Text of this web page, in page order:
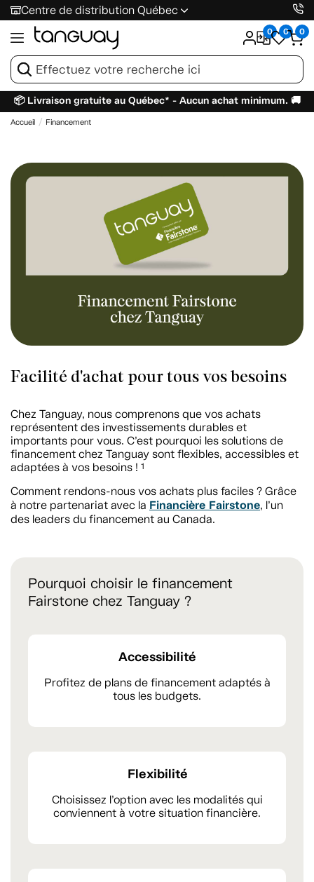
Centre de distribution Québec
0 0 0
📦 Livraison gratuite au Québec* - Aucun achat minimum. 🚚
Accueil Financement
Facilité d'achat pour tous vos besoins
Chez Tanguay, nous comprenons que vos achats
représentent des investissements durables et
importants pour vous. C’est pourquoi les solutions de
financement chez Tanguay sont flexibles, accessibles et
adaptées à vos besoins ! 1
Comment rendons-nous vos achats plus faciles ? Grâce
à notre partenariat avec la Financière Fairstone, l’un
des leaders du financement au Canada.
Pourquoi choisir le financement
Fairstone chez Tanguay ?
Accessibilité
Profitez de plans de financement adaptés à
tous les budgets.
Flexibilité
Choisissez l’option avec les modalités qui
conviennent à votre situation financière.